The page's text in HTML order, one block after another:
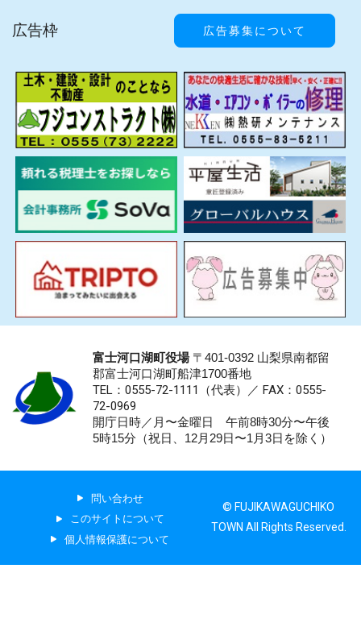
広告枠 広告募集について
富士河口湖町役場〒401-0392 山梨県南都留
郡富士河口湖町船津1700番地
TEL：0555-72-1111 （代表）／ FAX：0555-
72-0969
開庁日時／月〜金曜日 午前8時30分〜午後
5時15分（祝日、12月29日〜1月3日を除く）
問い合わせ
このサイトについて
個人情報保護について
© FUJIKAWAGUCHIKO
TOWN All Rights Reserved.